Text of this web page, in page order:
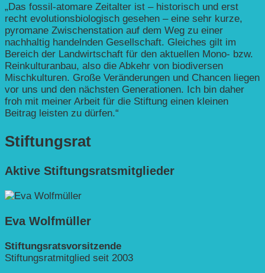
„Das fossil-atomare Zeitalter ist – historisch und erst
recht evolutions­biologisch gesehen – eine sehr kurze,
pyromane Zwischen­station auf dem Weg zu einer
nachhaltig handelnden Gesellschaft. Gleiches gilt im
Bereich der Landwirtschaft für den aktuellen Mono- bzw.
Rein­kultur­anbau, also die Abkehr von biodiversen
Mischkulturen. Große Veränderungen und Chancen liegen
vor uns und den nächsten Generationen. Ich bin daher
froh mit meiner Arbeit für die Stiftung einen kleinen
Beitrag leisten zu dürfen.“
Stiftungsrat
Aktive Stiftungsrats­mitglieder
Eva Wolfmüller
Stiftungsratsvorsitzende
Stiftungsratmitglied seit 2003